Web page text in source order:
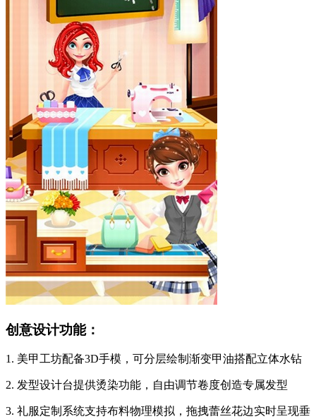
创意设计功能：
1. 美甲工坊配备3D手模，可分层绘制渐变甲油搭配立体水钻
2. 发型设计台提供烫染功能，自由调节卷度创造专属发型
3. 礼服定制系统支持布料物理模拟，拖拽蕾丝花边实时呈现垂